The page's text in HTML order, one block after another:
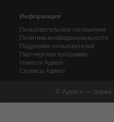
Информация
Пользовательское соглашение
Политика конфиденциальности
Поддержка пользователей
Партнерская программа
Новости Адвего
Сервисы Адвего
© Адвего — биржа